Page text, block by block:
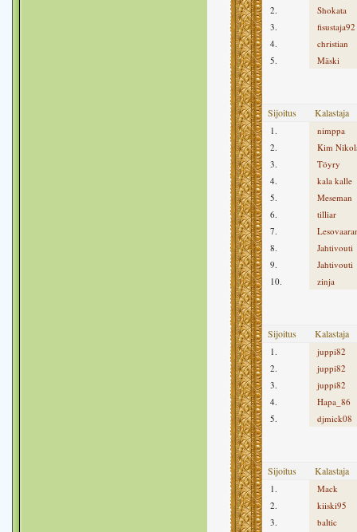
2.
Shokata
3.
fisustaja92
4.
christian
5.
Mäski
Sijoitus Kalastaja
1.
nimppa
2.
Kim
3.
Töyry
4.
kala kalle
5.
Meseman
6.
tilliar
7.
8.
Jahtivouti
9.
Jahtivouti
10.
zinja
Sijoitus Kalastaja
1.
juppi82
2.
juppi82
3.
juppi82
4.
Hapa_86
5.
djmick08
Sijoitus Kalastaja
1.
Mack
2.
kiiski95
3.
baltic